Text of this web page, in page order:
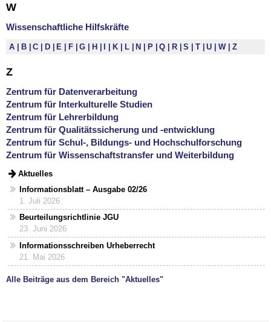
W
Wissenschaftliche Hilfskräfte
A B C D E F G H I K L N P Q R S T U W Z
Z
Zentrum für Datenverarbeitung
Zentrum für Interkulturelle Studien
Zentrum für Lehrerbildung
Zentrum für Qualitätssicherung und -entwicklung
Zentrum für Schul-, Bildungs- und Hochschulforschung
Zentrum für Wissenschaftstransfer und Weiterbildung
Aktuelles
Informationsblatt – Ausgabe 02/26
1. Juli 2026
Beurteilungsrichtlinie JGU
23. Juni 2026
Informationsschreiben Urheberrecht
21. Mai 2026
Alle Beiträge aus dem Bereich "Aktuelles"